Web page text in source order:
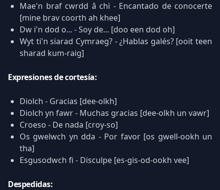
Mae'n braf cwrdd â chi - Encantado de conocerte
[mine brav coorth ah khee]
Dw i'n dod o... - Soy de... [doo een dod oh]
Wyt ti'n siarad Cymraeg? - ¿Hablas galés? [ooit teen
sharad kum-raig]
Expresiones de cortesía:
Diolch - Gracias [dee-olkh]
Diolch yn fawr - Muchas gracias [dee-olkh un vawr]
Croeso - De nada [croy-so]
Os gwelwch yn dda - Por favor [os gwell-ookh un
tha]
Esgusodwch fi - Disculpe [es-gis-od-ookh vee]
Despedidas: